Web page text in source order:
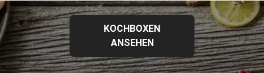
KOCHBOXEN
ANSEHEN